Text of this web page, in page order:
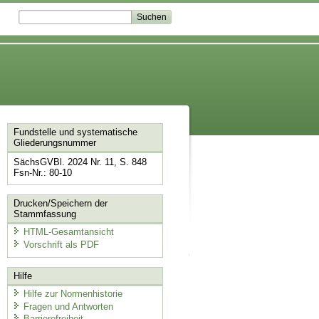
Fundstelle und systematische
Gliederungsnummer
SächsGVBl. 2024 Nr. 11, S. 848
Fsn-Nr.: 80-10
Drucken/Speichern der
Stammfassung
HTML-Gesamtansicht
Vorschrift als PDF
Hilfe
Hilfe zur Normenhistorie
Fragen und Antworten